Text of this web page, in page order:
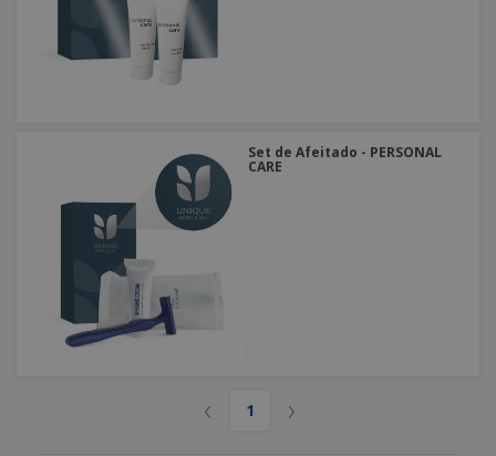
Set de Afeitado - PERSONAL
CARE
‹ 1 ›